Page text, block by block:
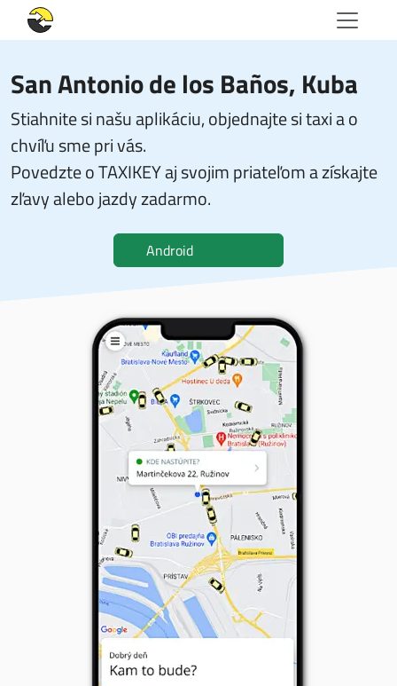
San Antonio de los Baños, Kuba
Stiahnite si našu aplikáciu, objednajte si taxi a o
chvíľu sme pri vás.
Povedzte o TAXIKEY aj svojim priateľom a získajte
zľavy alebo jazdy zadarmo.
Android